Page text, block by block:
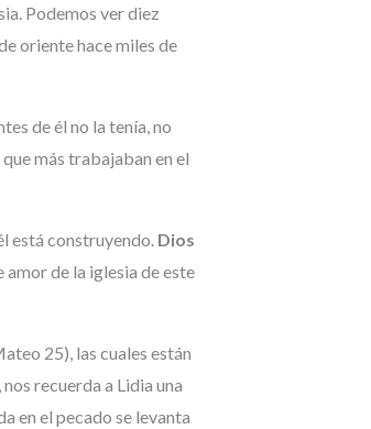
Podemos ver diez
oriente hace miles de
de él no la tenía, no
más trabajaban en el
está construyendo. Dios
amor de la iglesia de este
25), las cuales están
recuerda a Lidia una
en el pecado se levanta